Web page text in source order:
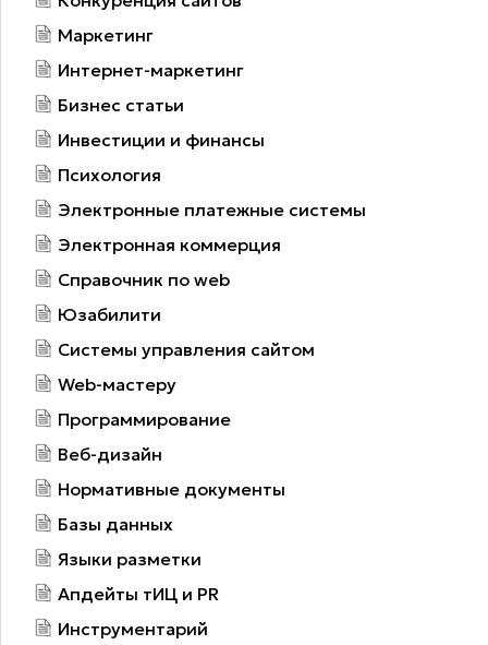
Маркетинг
Интернет-маркетинг
Бизнес статьи
Инвестиции и финансы
Психология
Электронные платежные системы
Электронная коммерция
Справочник по web
Юзабилити
Системы управления сайтом
Web-мастеру
Программирование
Веб-дизайн
Нормативные документы
Базы данных
Языки разметки
Апдейты тИЦ и PR
Инструментарий